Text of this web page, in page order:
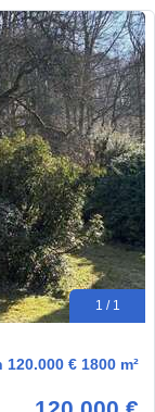
1 / 1
€ 1800 m²